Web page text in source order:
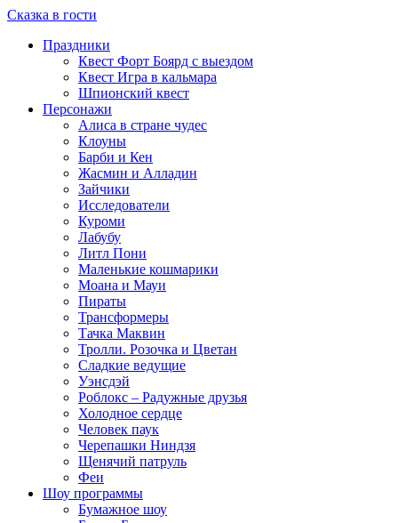
Сказка в гости
Праздники
Квест Форт Боярд с выездом
Квест Игра в кальмара
Шпионский квест
Персонажи
Алиса в стране чудес
Клоуны
Барби и Кен
Жасмин и Алладин
Зайчики
Исследователи
Куроми
Лабубу
Литл Пони
Маленькие кошмарики
Моана и Мауи
Пираты
Трансформеры
Тачка Маквин
Тролли. Розочка и Цветан
Сладкие ведущие
Уэнсдэй
Роблокс – Радужные друзья
Холодное сердце
Человек паук
Черепашки Ниндзя
Щенячий патруль
Феи
Шоу программы
Бумажное шоу